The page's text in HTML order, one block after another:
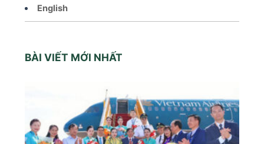
English
BÀI VIẾT MỚI NHẤT